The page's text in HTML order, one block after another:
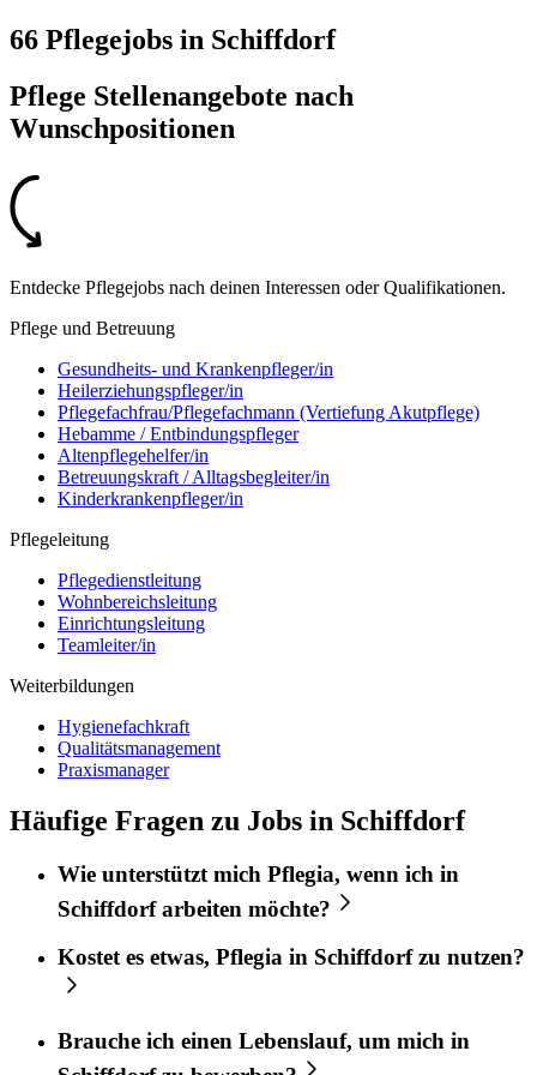
66 Pflegejobs in Schiffdorf
Pflege Stellenangebote nach
Wunschpositionen
Entdecke Pflegejobs nach deinen Interessen oder Qualifikationen.
Pflege und Betreuung
Gesundheits- und Krankenpfleger/in
Heilerziehungspfleger/in
Pflegefachfrau/Pflegefachmann (Vertiefung Akutpflege)
Hebamme / Entbindungspfleger
Altenpflegehelfer/in
Betreuungskraft / Alltagsbegleiter/in
Kinderkrankenpfleger/in
Pflegeleitung
Pflegedienstleitung
Wohnbereichsleitung
Einrichtungsleitung
Teamleiter/in
Weiterbildungen
Hygienefachkraft
Qualitätsmanagement
Praxismanager
Häufige Fragen zu Jobs in Schiffdorf
Wie unterstützt mich Pflegia, wenn ich in
Schiffdorfarbeiten möchte?
Kostet es etwas, Pflegia in Schiffdorfzu nutzen?
Brauche ich einen Lebenslauf, um mich in